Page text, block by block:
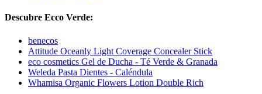
Descubre Ecco Verde:
benecos
Attitude Oceanly Light Coverage Concealer Stick
eco cosmetics Gel de Ducha - Té Verde & Granada
Weleda Pasta Dientes - Caléndula
Whamisa Organic Flowers Lotion Double Rich